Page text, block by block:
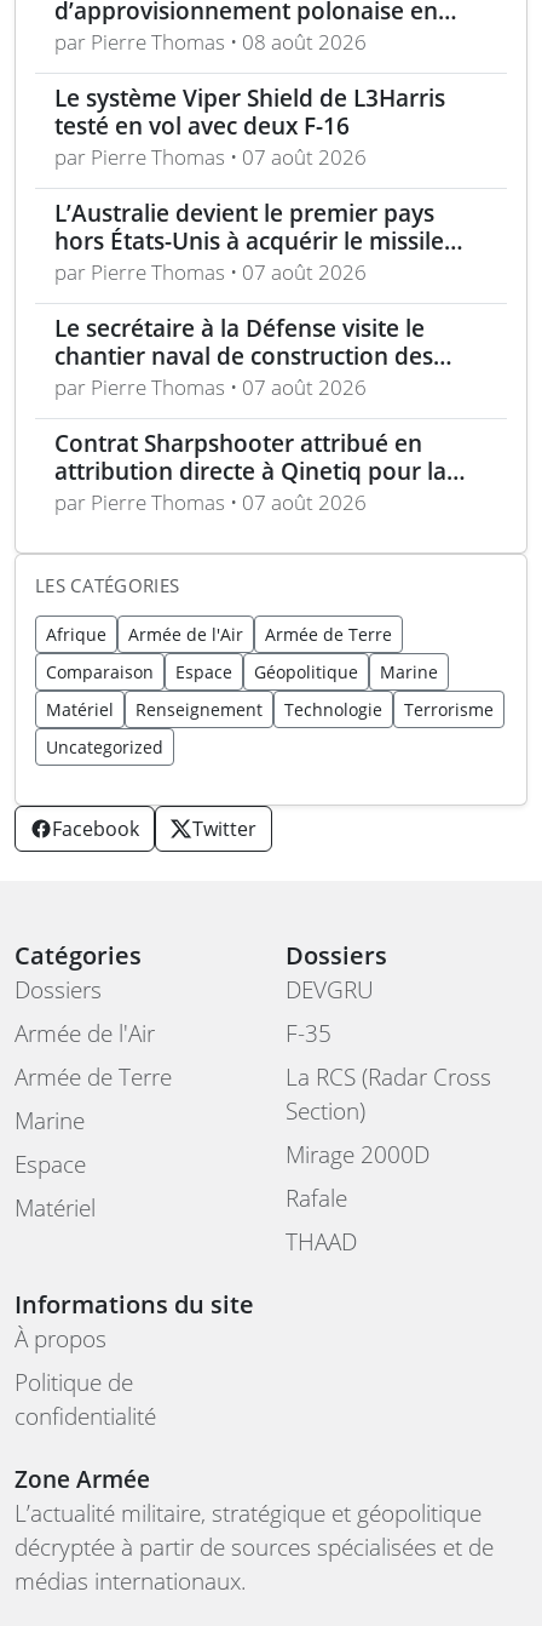
d’approvisionnement polonaise en
munitions de 155 mm
par Pierre Thomas • 08 août 2026
Le système Viper Shield de L3Harris
testé en vol avec deux F-16
par Pierre Thomas • 07 août 2026
L’Australie devient le premier pays
hors États-Unis à acquérir le missile
AIM-260 JATM
par Pierre Thomas • 07 août 2026
Le secrétaire à la Défense visite le
chantier naval de construction des
frégates Type 31 à Rosyth
par Pierre Thomas • 07 août 2026
Contrat Sharpshooter attribué en
attribution directe à Qinetiq pour la
période 2026-2028
par Pierre Thomas • 07 août 2026
LES CATÉGORIES
Afrique Armée de l'Air
Armée de Terre
Comparaison
Espace Géopolitique
Marine
Matériel
Renseignement Technologie
Terrorisme
Uncategorized
Facebook Twitter
Catégories
Dossiers
Armée de l'Air
Armée de Terre
Marine
Espace
Matériel
Dossiers
DEVGRU
F-35
La RCS (Radar Cross
Section)
Mirage 2000D
Rafale
THAAD
Informations du site
À propos
Politique de
confidentialité
Zone Armée
L’actualité militaire, stratégique et géopolitique
décryptée à partir de sources spécialisées et de
médias internationaux.